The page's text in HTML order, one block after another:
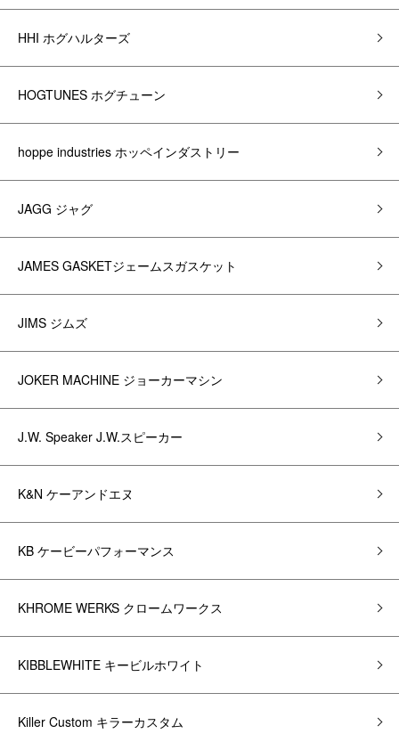
HHI ホグハルターズ
HOGTUNES ホグチューン
hoppe industries ホッペインダストリー
JAGG ジャグ
JAMES GASKETジェームスガスケット
JIMS ジムズ
JOKER MACHINE ジョーカーマシン
J.W. Speaker J.W.スピーカー
K&N ケーアンドエヌ
KB ケービーパフォーマンス
KHROME WERKS クロームワークス
KIBBLEWHITE キービルホワイト
Killer Custom キラーカスタム